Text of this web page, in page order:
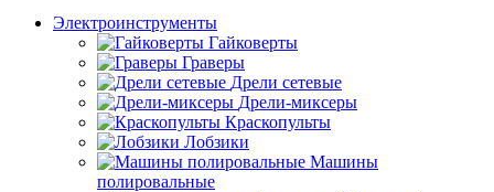
Электроинструменты
Гайковерты
Граверы
Дрели сетевые
Дрели-миксеры
Краскопульты
Лобзики
Машины
полировальные